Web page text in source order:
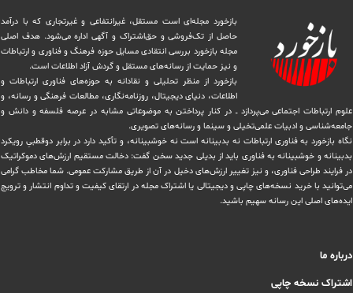
بازخورد مجله‌ای است مستقل، غیرانتفاعی و غیرتجاری که با درآمد
حاصل از تک‌فروشی و حق‌اشتراک و آگهی اداره می‌شود. ‏هدف اصلی
مجله بازخورد بررسی انتقادی مسایل حوزه فرهنگ و فناوری و ارتباطات
و نیز حمایت از رسانه‌های مستقل و‌ گردش ‏آزاد اطلاعات است.
بازخورد از منظر تحلیلی و نقادانه به حوزه‌های فناوری ارتباطات و
اطلاعات، دنیای دیجیتال، روزنامه‌نگاری، ‏مطالعات فرهنگی و رسانه، و
علوم ارتباطات اجتماعی می‌پردازد ــ در کنار پرداختن به موضوعاتی مشابه در عرصه فلسفه و دانش و
‏جامعه‌شناسی و ادبیات علمی‌تخیلی و سینما و رسانه‌های تصویری.
نگاه بازخورد به فناوری ارتباطات نه بدبینانه است نه خوشبینانه، و تأکید دارد ‏در برابر دوقطبیِ رویکرد
بدبینانه و خوشبینانه به فناوری باید از بدیلی جدید سخن گفت: دخالت مستقیم ارزش‌های دموکراتیک
در ‏فرایند طراحی فناوری، و نیز تغییر ارزش‌های دخيل در آن از طریق مشاركت عمومی. شما مخاطب گرامی
می‌توانید با خرید نسخه‌های چاپی و دیجیتالی یا ‏اشتراک مجله در ارتقای کیفیت و تداوم انتشار و ترویج
ایده‌های اصلی این رسانه سهیم باشید.
درباره ما
اشتراک نسخه چاپی